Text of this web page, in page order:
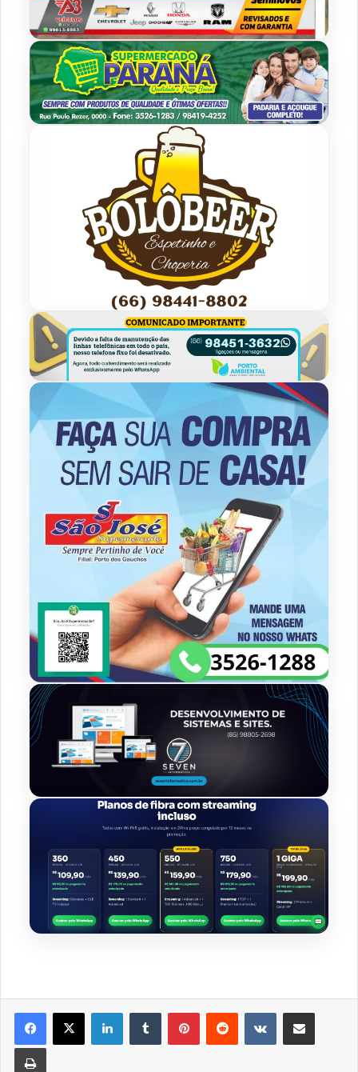
LinkedinTumblr PinterestReddit VK Compartilhar via e-mail
Imprimir